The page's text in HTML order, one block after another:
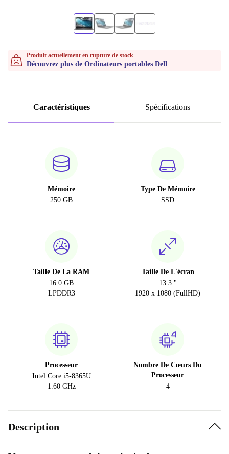
Produit actuellement en rupture de stock
Découvrez plus de Ordinateurs portables Dell
Caractéristiques Spécifications
Mémoire
250 GB
Type De Mémoire
SSD
Taille De La RAM
16.0 GB
LPDDR3
Taille De L'écran
13.3 "
1920 x 1080 (FullHD)
Processeur
Intel Core i5-8365U
1.60 GHz
Nombre De Cœurs Du
Processeur
4
Description